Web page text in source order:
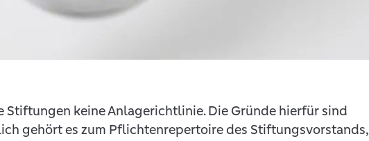
Stiftungen keine Anlagerichtlinie. Die Gründe hierfür sind
gehört es zum Pflichtenrepertoire des Stiftungsvorstands,